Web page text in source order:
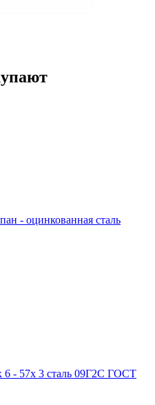
- оцинкованная сталь
6 - 57х 3 сталь 09Г2С ГОСТ